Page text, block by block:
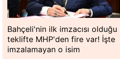
Bahçeli'nin ilk imzacısı olduğu
teklifte MHP'den fire var! İşte
imzalamayan o isim